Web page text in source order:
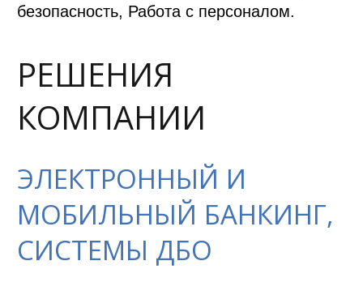
безопасность, Работа с персоналом.
РЕШЕНИЯ
КОМПАНИИ
ЭЛЕКТРОННЫЙ И
МОБИЛЬНЫЙ БАНКИНГ,
СИСТЕМЫ ДБО